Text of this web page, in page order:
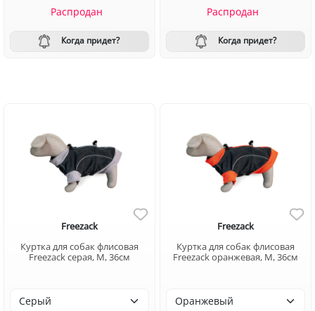
Распродан
Когда придет?
Распродан
Когда придет?
Freezack
Куртка для собак флисовая
Freezack серая, M, 36см
Freezack
Куртка для собак флисовая
Freezack оранжевая, M, 36см